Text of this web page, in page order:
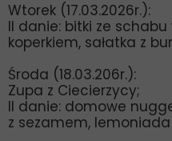
Wtorek (17.03.2026r.):
II danie: bitki ze
koperkiem, sałatka z
Środa (18.03.206r.):
Zupa z Ciecierzycy;
II danie: domowe
z sezamem,